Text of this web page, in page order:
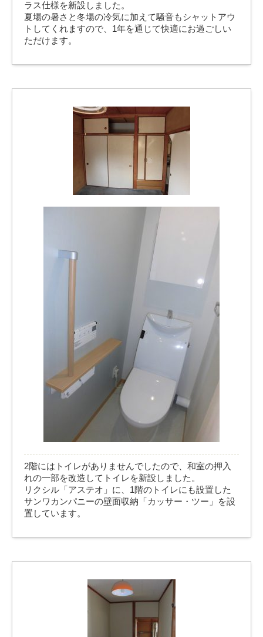
ラス仕様を新設しました。
夏場の暑さと冬場の冷気に加えて騒音もシャットアウ
トしてくれますので、1年を通じて快適にお過ごしい
ただけます。
2階にはトイレがありませんでしたので、和室の押入
れの一部を改造してトイレを新設しました。
リクシル「アステオ」に、1階のトイレにも設置した
サンワカンパニーの壁面収納「カッサー・ツー」を設
置しています。